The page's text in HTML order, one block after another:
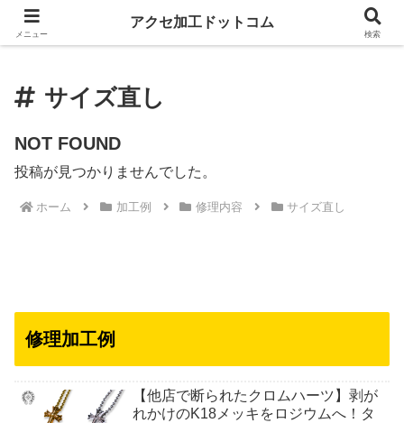
アクセ加工ドットコム
サイズ直し
NOT FOUND
投稿が見つかりませんでした。
ホーム 加工例 修理内容 サイズ直し
修理加工例
【他店で断られたクロムハーツ】剥が
れかけのK18メッキをロジウムへ！タ
メニュー
アクセ加工ドットコム
検索